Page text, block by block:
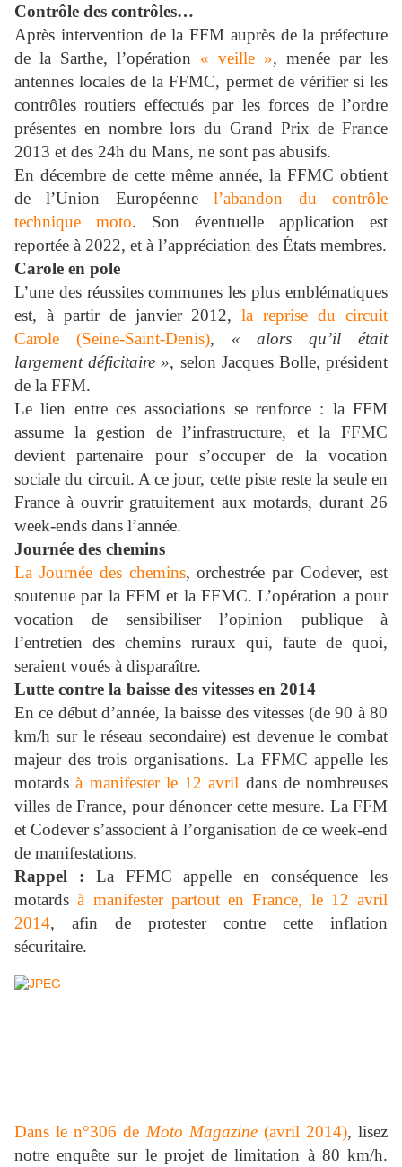
Contrôle des contrôles…
Après intervention de la FFM auprès de la préfecture
de la Sarthe, l’opération « veille », menée par les
antennes locales de la FFMC, permet de vérifier si les
contrôles routiers effectués par les forces de l’ordre
présentes en nombre lors du Grand Prix de France
2013 et des 24h du Mans, ne sont pas abusifs.
En décembre de cette même année, la FFMC obtient
de l’Union Européennel’abandon du contrôle
technique moto. Son éventuelle application est
reportée à 2022, et à l’appréciation des États membres.
Carole en pole
L’une des réussites communes les plus emblématiques
est, à partir de janvier 2012,la reprise du circuit
Carole (Seine-Saint-Denis), « alors qu’il était
largement déficitaire », selon Jacques Bolle, président
de la FFM.
Le lien entre ces associations se renforce : la FFM
assume la gestion de l’infrastructure, et la FFMC
devient partenaire pour s’occuper de la vocation
sociale du circuit. A ce jour, cette piste reste la seule en
France à ouvrir gratuitement aux motards, durant 26
week-ends dans l’année.
Journée des chemins
La Journée des chemins, orchestrée par Codever, est
soutenue par la FFM et la FFMC. L’opération a pour
vocation de sensibiliser l’opinion publique à
l’entretien des chemins ruraux qui, faute de quoi,
seraient voués à disparaître.
Lutte contre la baisse des vitesses en 2014
En ce début d’année, la baisse des vitesses (de 90 à 80
km/h sur le réseau secondaire) est devenue le combat
majeur des trois organisations. La FFMC appelle les
motardsà manifester le 12 avril dans de nombreuses
villes de France, pour dénoncer cette mesure. La FFM
et Codever s’associent à l’organisation de ce week-end
de manifestations.
Rappel : La FFMC appelle en conséquence les
motardsà manifester partout en France, le 12 avril
2014, afin de protester contre cette inflation
sécuritaire.
Dans le n°306 de Moto Magazine(avril 2014), lisez
notre enquête sur le projet de limitation à 80 km/h.